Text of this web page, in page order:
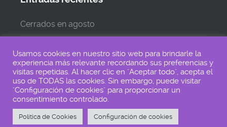
Cerrados en agosto
Lunes 24 de Junio CERRADO
Aviso Legal -Política de Privacidad - Política de Cookies
Usamos cookies en nuestro sitio web para brindarle la
experiencia más relevante recordando sus preferencias y
visitas repetidas. Al hacer clic en "Aceptar todo", acepta el
uso de TODAS las cookies. Sin embargo, puede visitar
"Configuración de cookies" para proporcionar un
consentimiento controlado.
Política de Cookies Configuración de cookies